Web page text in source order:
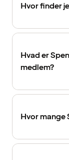
Hvor finder
Hvad er
medlem?
Hvor mange